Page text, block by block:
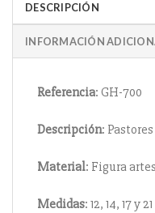
DESCRIPCIÓN
INFORMACIÓN
Referencia: GH-700
Descripción:
Material: Figura
Medidas: 12, 14, 17 y